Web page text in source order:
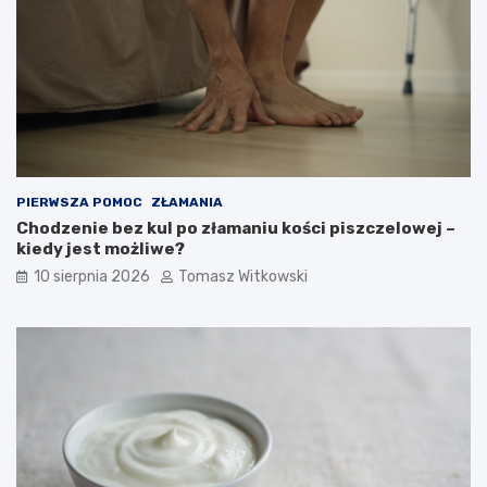
o
m
ż
n
a
j
s
o
y
PIERWSZA POMOC ZŁAMANIA
Chodzenie bez kul po złamaniu kości piszczelowej –
kiedy jest możliwe?
10 sierpnia 2026 Tomasz Witkowski